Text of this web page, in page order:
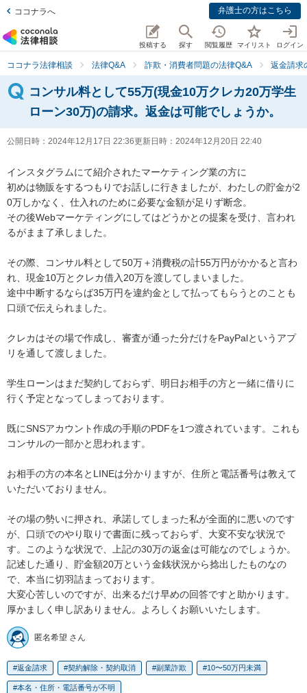
ココナラへ 弁護士の方はこちら
投稿する 探す 閲覧履歴 マイリスト ログイン
ココナラ法律相談 法律Q&A 詐欺・消費者問題の法律Q&A 返金請求
コンサル料として55万(現金10万クレカ20万学生
ローン30万)の請求。返金は可能でしょうか。
公開日時： 2024年12月17日 22:36更新日時： 2024年12月20日 22:40
インスタグラムにて紹介されたマーケティング業の方に
初めは物販をするつもりでお話しに行きましたが、わたしの貯金が2
0万しかなく、仕入れのために必要な金額が足りず断念。
その後Webマーケティングにしてはどうかとの提案を受け、言われ
るがまま了承しました。
その際、コンサル料として50万＋消費税の計55万円がかかると言わ
れ、現金10万とクレカ借入20万を渡してしまいました。
途中中断するならば35万円を違約金として払ってもらうとのことも
口頭で伝えられました。
クレカはその場で作成し、審査が通った分だけをPayPalというアプ
リを通して渡しました。
学生ローンはまだ契約しておらず、明日お相手の方と一緒に借りに
行く予定となってしまっております。
既にSNSアカウント作成の手順のPDFを1つ渡されています。これも
コンサルの一部かと思われます。
お相手の方の本名とLINEは分かりますが、住所と電話番号は教えて
いただいておりません。
その場の勢いに押され、承諾してしまった私が全面的に悪いのです
が、口頭でのやり取りで書面に残っておらず、大変不安な状況で
す。このような状況で、上記の30万の返金は可能なのでしょうか。
記述した通り、貯金額20万という金銭状況から捻出したものなの
で、本当に切羽詰まっております。
大変心苦しいのですが、出来るだけ早めの回答ですと助かります。
厚かましく申し訳ありません。よろしくお願いいたします。
匿名希望 さん
返金請求 契約解除・契約取消 副業詐欺 10〜50万円未満
本名・住所・電話番号が不明